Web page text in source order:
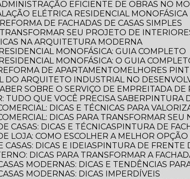
EFICIENTE DE OBRAS NO
ELÉTRICA RESIDENCIAL MONOFÁSICA
DE FACHADAS DE CASAS SIMPLES
TRANSFORMAR SEU PROJETO DE
NA ARQUITETURA MODERNA
MONOFÁSICA: GUIA COMPLETO
MONOFÁSICA: O GUIA
DE APARTAMENTO
MELHORES
DO ARQUITETO INDUSTRIAL NO
SOBRE O SERVIÇO DE EMPREITADA
TUDO QUE VOCÊ PRECISA SABER
PINTURA
DICAS E TÉCNICAS PARA
DICAS PARA TRANSFORMAR SEU
CASAS: DICAS E TÉCNICAS
PINTURA DE
LOJA: COMO ESCOLHER A MELHOR
CASAS: DICAS E IDEIAS
PINTURA DE FRENTE
DICAS PARA TRANSFORMAR A
MODERNAS: DICAS E TENDÊNCIAS
MODERNAS: DICAS IMPERDÍVEIS